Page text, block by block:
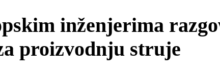
inženjerima
proizvodnju struje